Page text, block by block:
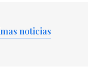
noticias